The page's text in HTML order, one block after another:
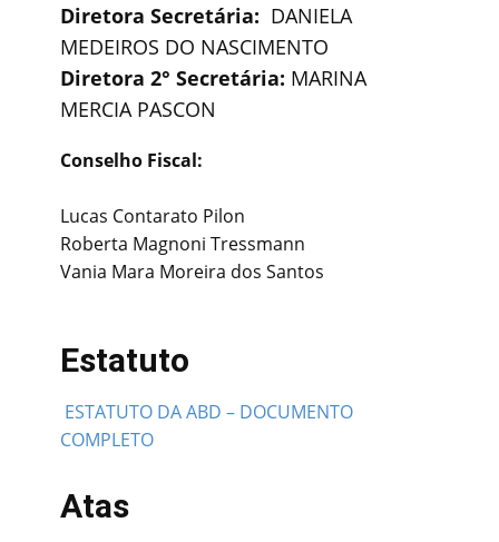
Diretora Secretária: DANIELA
MEDEIROS DO NASCIMENTO
Diretora 2° Secretária: MARINA
MERCIA PASCON
Conselho Fiscal:
Lucas Contarato Pilon
Roberta Magnoni Tressmann
Vania Mara Moreira dos Santos
Estatuto
​ESTATUTO DA ABD – DOCUMENTO
COMPLETO
Atas